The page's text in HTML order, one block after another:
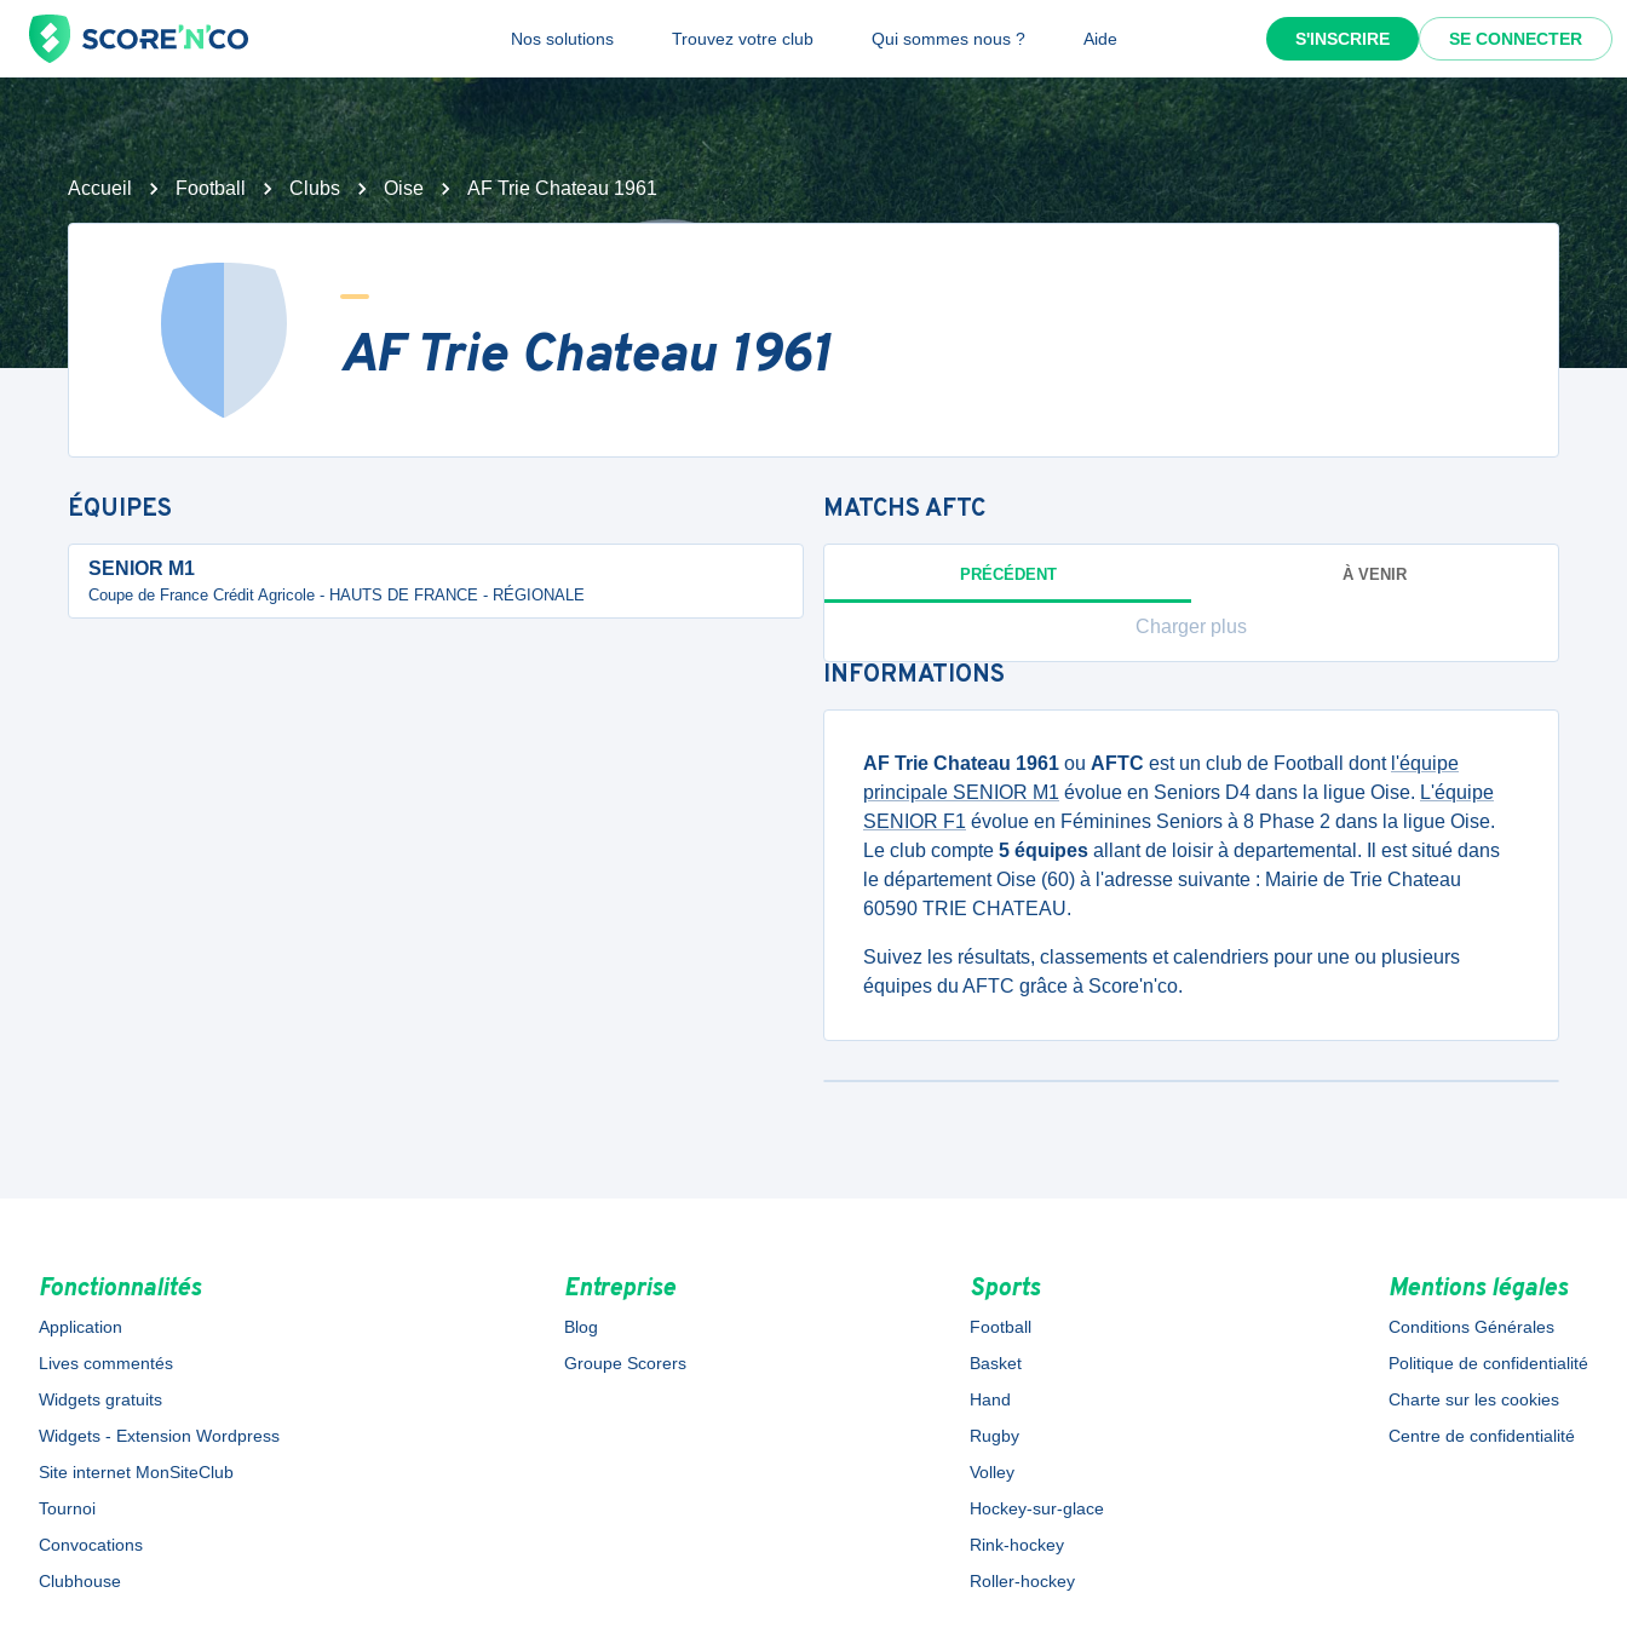
Nos solutions Trouvez votre club Qui sommes nous ? Aide S'INSCRIRE SE CONNECTER
Accueil Football Clubs Oise AF Trie Chateau 1961
AF Trie Chateau 1961
ÉQUIPES
SENIOR M1
Coupe de France Crédit Agricole - HAUTS DE FRANCE - RÉGIONALE
MATCHSAFTC
PRÉCÉDENT À VENIR
Charger plus
INFORMATIONS
AF Trie Chateau 1961 ou AFTC est un club de Football dont l'équipe
principale SENIOR M1 évolue en Seniors D4 dans la ligue Oise. L'équipe
SENIOR F1 évolue en Féminines Seniors à 8 Phase 2 dans la ligue Oise.
Le club compte 5 équipes allant de loisir à departemental. Il est situé dans
le département Oise (60) à l'adresse suivante : Mairie de Trie Chateau
60590 TRIE CHATEAU.
Suivez les résultats, classements et calendriers pour une ou plusieurs
équipes du AFTC grâce à Score'n'co.
Fonctionnalités
Application
Lives commentés
Widgets gratuits
Widgets - Extension Wordpress
Site internet MonSiteClub
Tournoi
Convocations
Clubhouse
Entreprise
Blog
Groupe Scorers
Sports
Football
Basket
Hand
Rugby
Volley
Hockey-sur-glace
Rink-hockey
Roller-hockey
Mentions légales
Conditions Générales
Politique de confidentialité
Charte sur les cookies
Centre de confidentialité